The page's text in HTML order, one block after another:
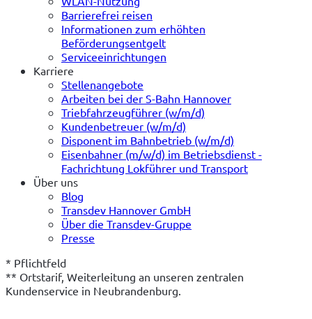
Barrierefrei reisen
Informationen zum erhöhten
Beförderungsentgelt
Serviceeinrichtungen
Karriere
Stellenangebote
Arbeiten bei der S-Bahn Hannover
Triebfahrzeugführer (w/m/d)
Kundenbetreuer (w/m/d)
Disponent im Bahnbetrieb (w/m/d)
Eisenbahner (m/w/d) im Betriebsdienst -
Fachrichtung Lokführer und Transport
Über uns
Blog
Transdev Hannover GmbH
Über die Transdev-Gruppe
Presse
* Pflichtfeld
** Ortstarif, Weiterleitung an unseren zentralen
Kundenservice in Neubrandenburg.